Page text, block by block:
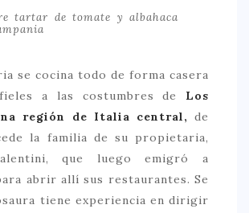
tartar de tomate y albahaca
se cocina todo de forma casera
a las costumbres de
Los
región de Italia central, de
la familia de su propietaria,
que luego emigró a
abrir allí sus restaurantes. Se
tiene experiencia en dirigir